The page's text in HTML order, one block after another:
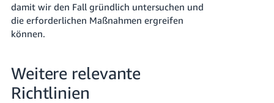
damit wir den Fall gründlich untersuchen und
die erforderlichen Maßnahmen ergreifen
können.
Weitere relevante
Richtlinien